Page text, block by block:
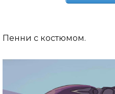
Пенни с костюмом.